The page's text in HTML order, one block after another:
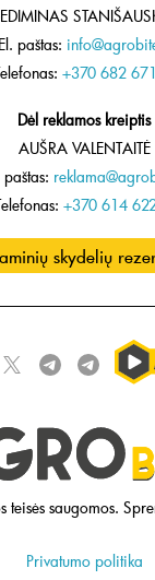
El. paštas:
+370 682
Dėl reklamos kreiptis
AUŠRA VALENTAITĖ
paštas:
+370 614
skydelių
teisės saugomos.
Privatumo politika